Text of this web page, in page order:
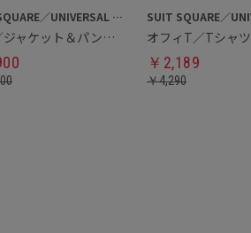
SUIT SQUARE／UNIVERSAL LANGUAGE
通年／ジャケット＆パンツセットアップ オフィT／Tシャツ
￥ 2,189
￥4,290